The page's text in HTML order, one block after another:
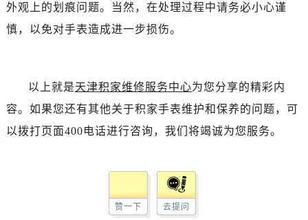
外观上的划痕问题。当然，在处理过程中请务必小心谨
慎，以免对手表造成进一步损伤。
以上就是天津积家维修服务中心为您分享的精彩内
容。如果您还有其他关于积家手表维护和保养的问题，可
以拨打页面400电话进行咨询，我们将竭诚为您服务。
赞一下 去提问